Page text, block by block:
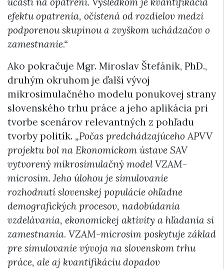
efektu opatrenia, očistená od rozdielov medzi
podporenou skupinou a zvyškom uchádzačov o
zamestnanie.“
Ako pokračuje Mgr. Miroslav Štefánik, PhD.,
druhým okruhom je ďalší vývoj
mikrosimulačného modelu ponukovej strany
slovenského trhu práce a jeho aplikácia pri
tvorbe scenárov relevantných z pohľadu
tvorby politík. „Počas predchádzajúceho APVV
projektu bol na Ekonomickom ústave SAV
vytvorený mikrosimulačný model VZAM-
microsim. Jeho úlohou je simulovanie
rozhodnutí slovenskej populácie ohľadne
demografických procesov, nadobúdania
vzdelávania, ekonomickej aktivity a hľadania si
zamestnania. VZAM-microsim poskytuje základ
pre simulovanie vývoja na slovenskom trhu
práce, ale aj kvantifikáciu dopadov